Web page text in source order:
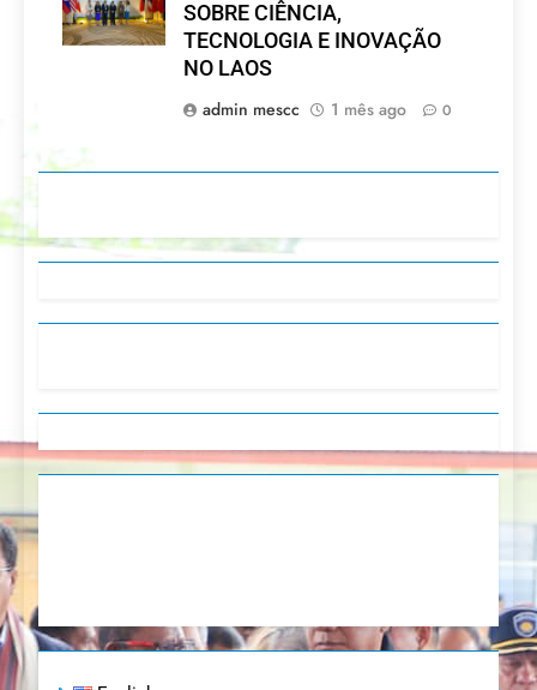
SOBRE CIÊNCIA,
TECNOLOGIA E INOVAÇÃO
NO LAOS
admin mescc
1 mês ago 0